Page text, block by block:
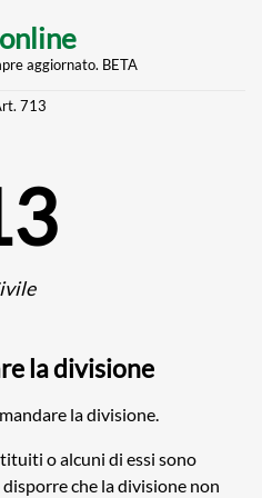
aggiornato. BETA
713
la divisione
la divisione.
o alcuni di essi sono
che la divisione non